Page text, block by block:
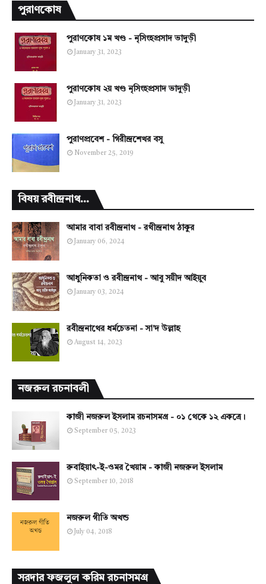
পুরাণকোষ
পুরাণকোষ ১ম খণ্ড - নৃসিংহপ্রসাদ ভাদুড়ী
January 31, 2023
পুরাণকোষ ২য় খণ্ড নৃসিংহপ্রসাদ ভাদুড়ী
January 31, 2023
পুরাণপ্রবেশ - গিরীন্দ্রশেখর বসু
November 25, 2019
বিষয় রবীন্দ্রনাথ...
আমার বাবা রবীন্দ্রনাথ - রথীন্দ্রনাথ ঠাকুর
January 06, 2024
আধুনিকতা ও রবীন্দ্রনাথ - আবু সয়ীদ আইয়ুব
January 03, 2024
রবীন্দ্রনাথের ধর্মচেতনা - সা'দ উল্লাহ
August 14, 2023
নজরুল রচনাবলী
কাজী নজরুল ইসলাম রচনাসমগ্র - ০১ থেকে ১২ একত্রে।
September 05, 2023
রুবাইয়াৎ-ই-ওমর খৈয়াম - কাজী নজরুল ইসলাম
September 10, 2018
নজরুল গীতি অখন্ড
July 04, 2018
সরদার ফজলুল করিম রচনাসমগ্র